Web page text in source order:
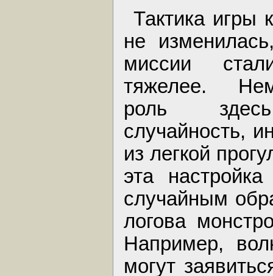
Тактика игры
не
миссии
тяжелее.
роль
случайность,
из легкой
эта
случайным
логова
Например,
могут